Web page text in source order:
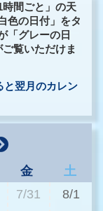
間ごと」の天
色の日付」をタ
「グレーの日
覧いただけま
と翌月のカレン
金
土
7/31 8/1